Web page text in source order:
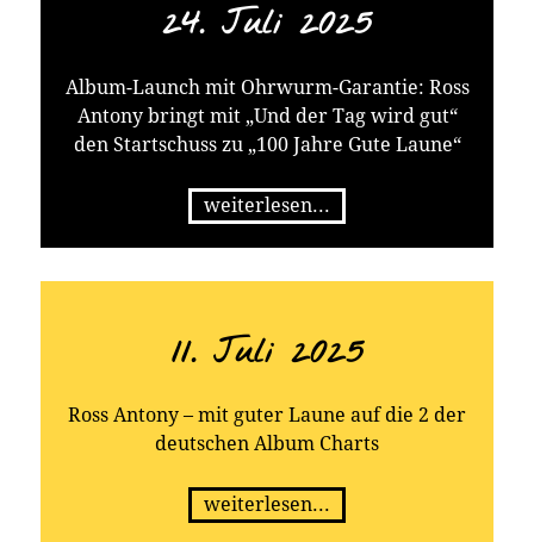
24. Juli 2025
Album-Launch mit Ohrwurm-Garantie: Ross
Antony bringt mit „Und der Tag wird gut“
den Startschuss zu „100 Jahre Gute Laune“
weiterlesen...
11. Juli 2025
Ross Antony – mit guter Laune auf die 2 der
deutschen Album Charts
weiterlesen...